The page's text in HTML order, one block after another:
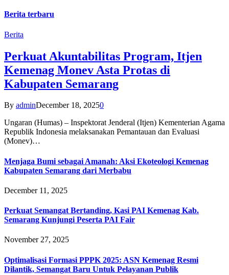
Berita terbaru
Berita
Perkuat Akuntabilitas Program, Itjen
Kemenag Monev Asta Protas di
Kabupaten Semarang
By adminDecember 18, 20250
Ungaran (Humas) – Inspektorat Jenderal (Itjen) Kementerian Agama
Republik Indonesia melaksanakan Pemantauan dan Evaluasi
(Monev)…
Menjaga Bumi sebagai Amanah: Aksi Ekoteologi Kemenag
Kabupaten Semarang dari Merbabu
December 11, 2025
Perkuat Semangat Bertanding, Kasi PAI Kemenag Kab.
Semarang Kunjungi Peserta PAI Fair
November 27, 2025
Optimalisasi Formasi PPPK 2025: ASN Kemenag Resmi
Dilantik, Semangat Baru Untuk Pelayanan Publik